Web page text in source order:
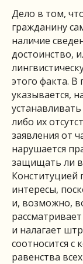
Дело в том,
гражданину
наличие
достоинство,
этого факта. В
указывается,
либо их
заявления от
нарушается
защищать ли в
Конституцией
интересы,
и, возможно,
и налагает
соотносится
равенства